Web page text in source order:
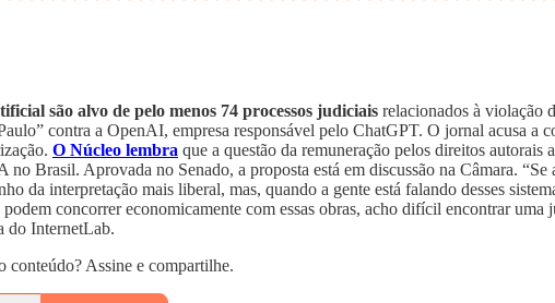
são alvo de pelo menos 74 processos judiciais relacionados à violação
contra a OpenAI, empresa responsável pelo ChatGPT. O jornal acusa
O Núcleo lembra que a questão da remuneração pelos direitos
no Brasil. Aprovada no Senado, a proposta está em discussão na Câmara.
da interpretação mais liberal, mas, quando a gente está falando desses
concorrer economicamente com essas obras, acho difícil encontrar
do InternetLab.
conteúdo? Assine e compartilhe.